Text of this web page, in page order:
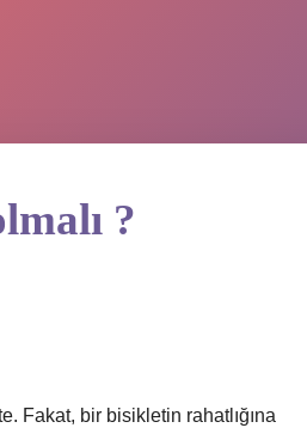
?
Fakat, bir bisikletin rahatlığına